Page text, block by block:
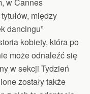
między
dancingu”
kobiety, która po
może odnaleźć się
w sekcji Tydzień
zostały także